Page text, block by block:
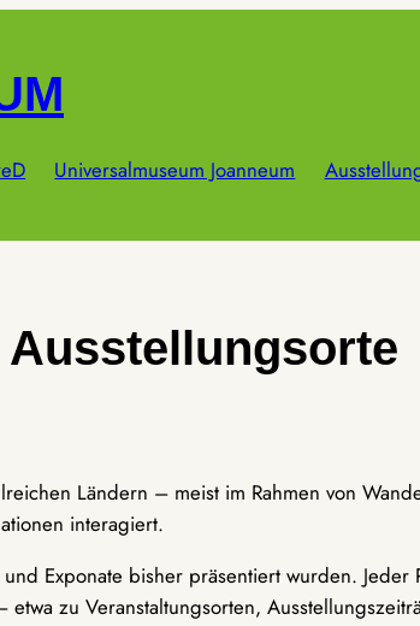
Universalmuseum Joanneum
Ausstellungsorte
Ländern – meist im Rahmen von
interagiert.
Exponate bisher präsentiert wurden.
zu Veranstaltungsorten,